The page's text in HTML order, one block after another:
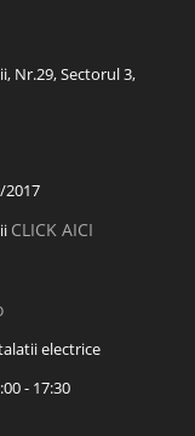
Nr.29, Sectorul 3,
2017
CLICK AICI
electrice
- 17:30